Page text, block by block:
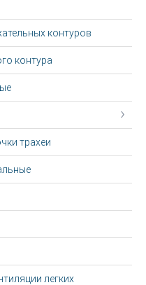
контуров
контура
трахеи
легких